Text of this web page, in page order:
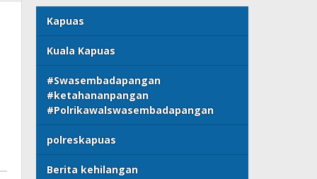
Kapuas
Kuala Kapuas
#Swasembadapangan
#ketahananpangan
#Polrikawalswasembadapangan
polreskapuas
Berita kehilangan